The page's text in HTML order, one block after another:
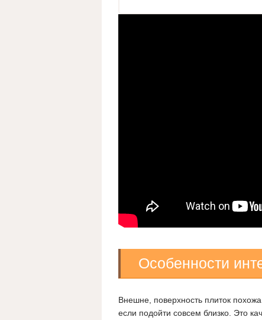
Особенности
Внешне, поверхность плиток
если подойти совсем близко. Это